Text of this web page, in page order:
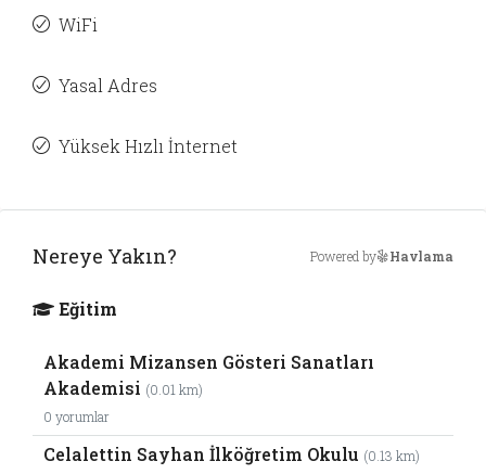
WiFi
Yasal Adres
Yüksek Hızlı İnternet
Nereye Yakın? Powered by Havlama
Eğitim
Akademi Mizansen Gösteri Sanatları
Akademisi (0.01 km)
0 yorumlar
Celalettin Sayhan İlköğretim Okulu (0.13 km)